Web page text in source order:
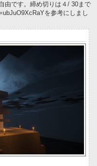
由です。締め切りは４/ 30まで
を参考にしまし